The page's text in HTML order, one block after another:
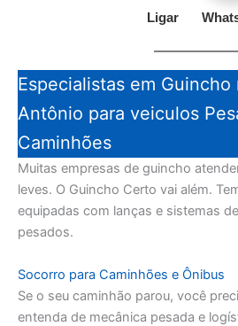
Ligar
Especialistas em Guincho
Antônio para veiculos
Caminhões
Muitas empresas de guincho
leves. O Guincho Certo vai além.
equipadas com lanças e sistemas
pesados.
Socorro para Caminhões e Ônibus
Se o seu caminhão parou, você
entenda de mecânica pesada e